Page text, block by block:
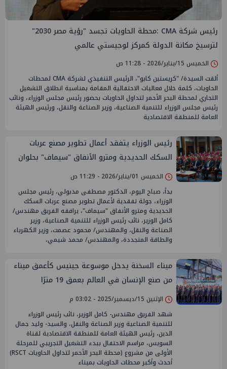
رئيس شركة CMA :محطة الحاويات تجسد "رؤية مصر 2030"
لترسيخ مكانة الدولة كمركز لوجيستي عالمي
الخميس 15/يناير/2026 - 11:28 ص
ألقت السيدة/ "كريستين كابو"، الرئيس التنفيذي لشركة CMA لمحطات
الحاويات، كلمة خلال فعاليات الاحتفالية المقامة بمناسبة انطلاق التشغيل
التجاري لمحطة البحر الأحمر لتداول الحاويات بحضور رئيس مجلس الوزراء، ونائب
رئيس مجلس الوزراء للتنمية الصناعية، وزير الصناعة والنقل، ورئيس الهيئة
العامة للمنطقة الاقتصادية
رئيس الوزراء يتفقد أعمال تطوير مصنع عربات
السكك الحديدية ومترو الأنفاق "سيماف" بحلوان
الخميس 01/يناير/2026 - 11:29 ص
بدأ، صباح اليوم، الدكتور مصطفى مدبولي، رئيس مجلس
الوزراء، جولة تفقدية لأعمال تطوير مصنع عربات السكك
الحديدية ومترو الأنفاق "سيماف"، يرافقه الفريق مهندس/
كامل الوزير، نائب رئيس الوزراء للتنمية الصناعية، وزير
الصناعة والنقل، والمهندس/ محمود عصمت، وزير الكهرباء
والطاقة المتجددة، والمهندس/ محمد شيمي،
ميناء السخنة يدخل موسوعة جينيس كأعمق ميناء
من صنع الإنسان في العالم بعمق 19 مترًا
الإثنين 15/ديسمبر/2025 - 03:02 م
شهد الفريق مهندس- كامل الوزير، نائب رئيس الوزراء
للتنمية الصناعية وزير الصناعة والنقل، والسيد- وليد جمال
الدين، رئيس الهيئة العامة للمنطقة الاقتصادية لقناة
السويس، مراسم الاحتفال ببدء التشغيل التجريبي للمرحلة
الأولى من مشروع (محطة البحر الأحمر لتداول الحاويات RSCT)
أحدث وأكبر محطات الحاويات بميناء